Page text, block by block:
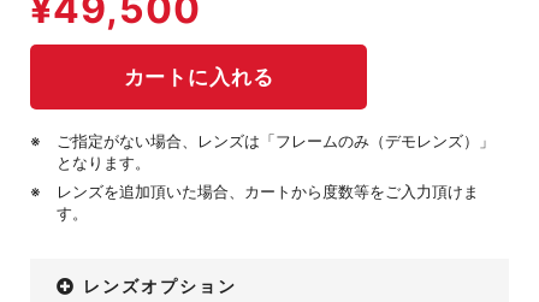
ご指定がない場合、レンズは「フレームのみ（デモレンズ）」
となります。
レンズを追加頂いた場合、カートから度数等をご入力頂けま
す。
レンズオプション